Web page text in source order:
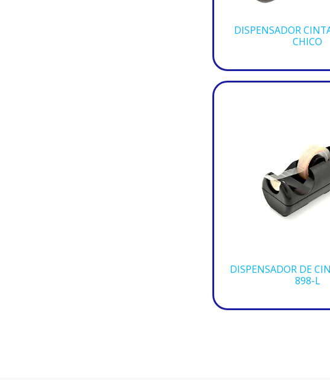
DISPENSADOR
CHICO
DISPENSADOR DE
898-L